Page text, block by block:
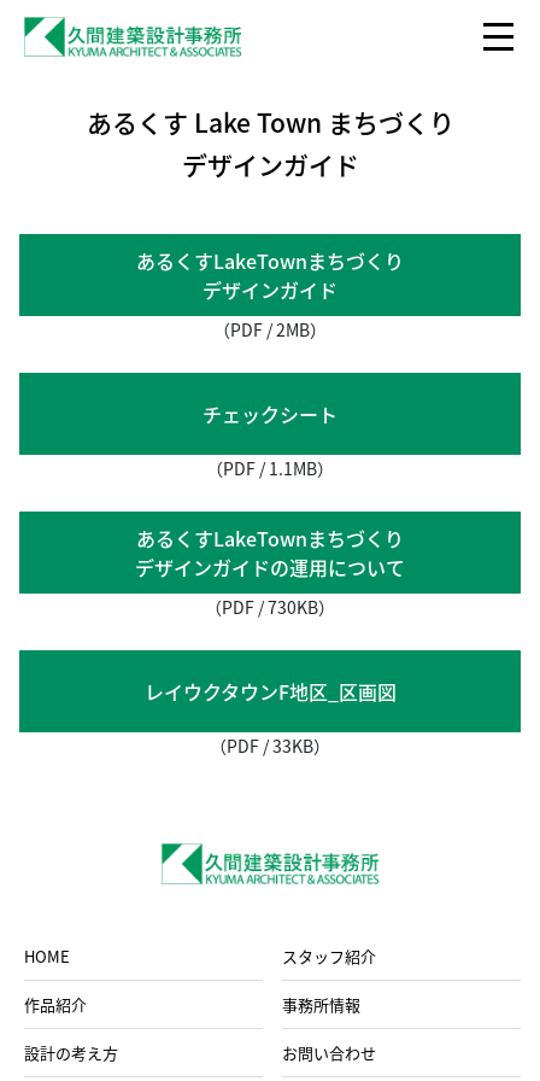
あるくす Lake Town まちづくり
デザインガイド
あるくすLakeTownまちづくり
デザインガイド
（PDF / 2MB）
チェックシート
（PDF / 1.1MB）
あるくすLakeTownまちづくり
デザインガイドの運用について
（PDF / 730KB）
レイウクタウンF地区_区画図
（PDF / 33KB）
HOME
作品紹介
設計の考え方
スタッフ紹介
事務所情報
お問い合わせ